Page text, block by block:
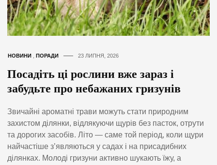
НОВИНИ ПОРАДИ 23 ЛИПНЯ, 2026
Посадіть ці рослини вже зараз і
забудьте про небажаних гризунів
Звичайні ароматні трави можуть стати природним
захистом ділянки, відлякуючи щурів без пасток, отрути
та дорогих засобів. Літо — саме той період, коли щури
найчастіше з’являються у садах і на присадибних
ділянках. Молоді гризуни активно шукають їжу, а